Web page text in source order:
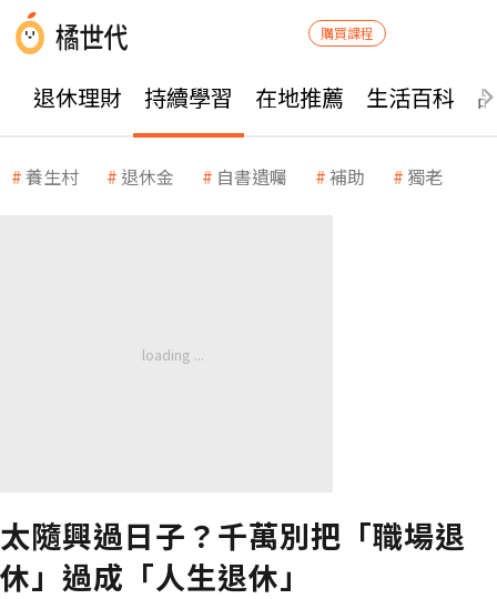
購買課程
退休理財 持續學習 在地推薦 生活百科
養生村 退休金 自書遺囑 補助 獨老
太隨興過日子？千萬別把「職場退
休」過成「人生退休」